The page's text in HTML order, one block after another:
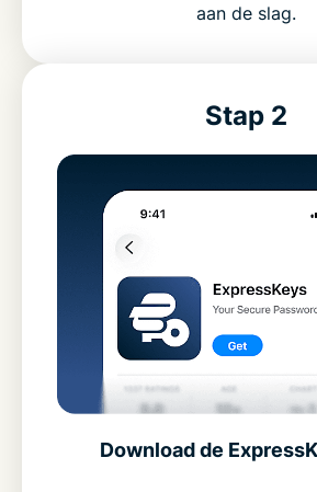
aan de slag.
Stap 2
Download de